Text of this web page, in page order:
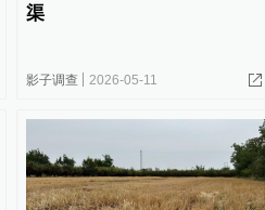
渠
影子调查 2026-05-11